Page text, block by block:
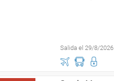
Salida el 29/8/